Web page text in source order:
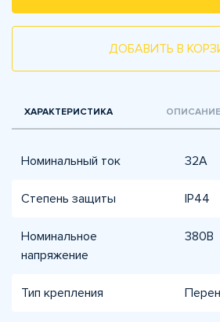
ДОБАВИТЬ В
ХАРАКТЕРИСТИКА ОПИСАНИЕ
Номинальный ток 32А
Степень защиты IP44
Номинальное
напряжение
380В
Тип крепления